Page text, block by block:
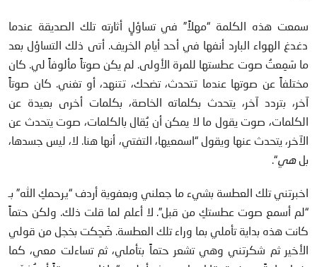
سمعت هذه الكلمة “مهلاً” في تساؤلٍ أثارته تلك الصديقة عندما
دغدغ الهواء البارد أنفها في أحد أيام الخريف. أتى ذلك التساؤل بعد
ما سَمِعتُ صوت عطستها للمرة الأولى. لم يكن صوتاً مألوفاً لي. كان
مختلفاً عن صوتها عندما تتحدث، تضحك، تتنهد، أو تغني. كان صوتاً
آخر، بتردد آخر، يتحدث بكلماته الخاصة، بكلمات أخرى بعيدة عن
الكلمات، صوت يقول ما لا يمكن أن يُقال بالكلمات، صوت يتحدث عن
الآخر، يتحدث عنها ويقول “اسمعيها، التفتي، أنها هنا. لا، ليس جسدها،
بلهي“.
اخبرتني تلك العطسة بشيء ما جعلني وبعفوية أردف “يرحمكِ الله” بـ
“لم أسمع صوت عطستكِ من قبل”. لا أعلم لما قلت ذلك. ولكن حتماً
كانت هذه بداية تأملي بما وراء تلك العطسة. ضَحِكت بخجل من قولي
الأخير ثم شكرتني وهي تشعر حتماً بتأملي، ثم تساءلت معي، كما